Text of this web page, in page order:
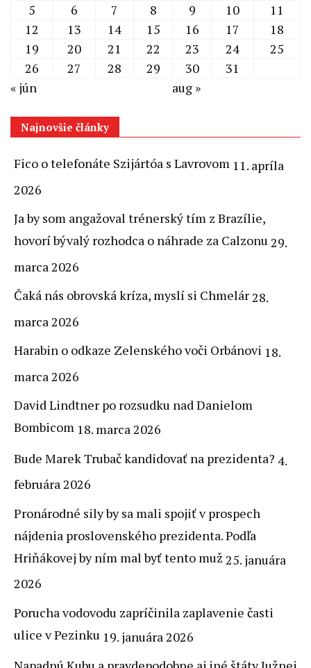
« jún aug »
5
6 7 8 9 10
11
12
13 14 15 16 17
18
19
20 21 22 23 24
25
26
27 28 29 30 31
Najnovšie články
Fico o telefonáte Szijártóa s Lavrovom 11. apríla
2026
Ja by som angažoval trénerský tím z Brazílie,
hovorí bývalý rozhodca o náhrade za Calzonu 29.
marca 2026
Čaká nás obrovská kríza, myslí si Chmelár 28.
marca 2026
Harabin o odkaze Zelenského voči Orbánovi 18.
marca 2026
David Lindtner po rozsudku nad Danielom
Bombicom 18. marca 2026
Bude Marek Trubač kandidovať na prezidenta? 4.
februára 2026
Pronárodné sily by sa mali spojiť v prospech
nájdenia proslovenského prezidenta. Podľa
Hriňákovej by ním mal byť tento muž 25. januára
2026
Porucha vodovodu zapríčinila zaplavenie časti
ulice v Pezinku 19. januára 2026